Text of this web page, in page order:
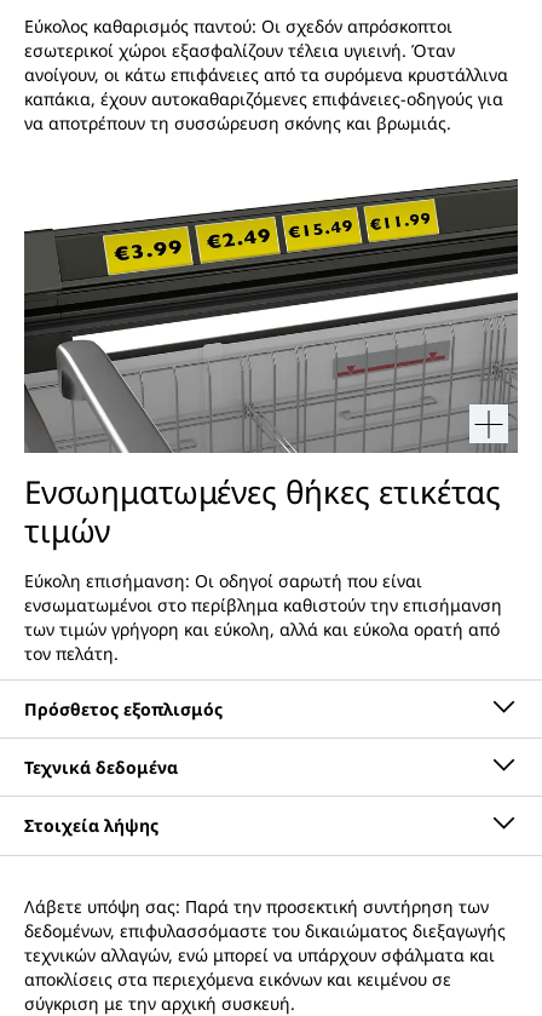
Εύκολος καθαρισμός παντού: Οι σχεδόν απρόσκοπτοι
εσωτερικοί χώροι εξασφαλίζουν τέλεια υγιεινή. Όταν
ανοίγουν, οι κάτω επιφάνειες από τα συρόμενα κρυστάλλινα
καπάκια, έχουν αυτοκαθαριζόμενες επιφάνειες-οδηγούς για
να αποτρέπουν τη συσσώρευση σκόνης και βρωμιάς.
Ενσωηματωμένες θήκες ετικέτας
τιμών
Εύκολη επισήμανση: Οι οδηγοί σαρωτή που είναι
ενσωματωμένοι στο περίβλημα καθιστούν την επισήμανση
των τιμών γρήγορη και εύκολη, αλλά και εύκολα ορατή από
τον πελάτη.
Ομάδα προϊόντος
Επάνω μέρος καταψύκτη
σούπερ μάρκετ
Σχεδιάγραμμα διαστάσεων
Λάβετε υπόψη σας: Παρά την προσεκτική συντήρηση των
δεδομένων, επιφυλασσόμαστε του δικαιώματος διεξαγωγής
τεχνικών αλλαγών, ενώ μπορεί να υπάρχουν σφάλματα και
αποκλίσεις στα περιεχόμενα εικόνων και κειμένου σε
σύγκριση με την αρχική συσκευή.